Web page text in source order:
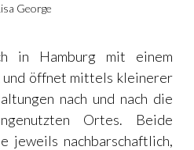
George
in Hamburg mit einem
öffnet mittels kleinerer
nach und nach die
Ortes. Beide
jeweils nachbarschaftlich,